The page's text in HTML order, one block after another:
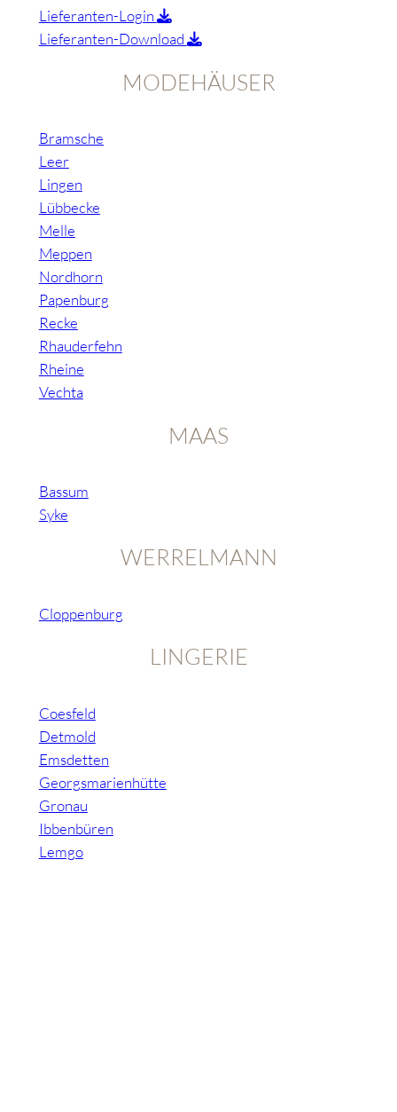
Lieferanten-Login
Lieferanten-Download
MODEHÄUSER
Bramsche
Leer
Lingen
Lübbecke
Melle
Meppen
Nordhorn
Papenburg
Recke
Rhauderfehn
Rheine
Vechta
MAAS
Bassum
Syke
WERRELMANN
Cloppenburg
LINGERIE
Coesfeld
Detmold
Emsdetten
Georgsmarienhütte
Gronau
Ibbenbüren
Lemgo